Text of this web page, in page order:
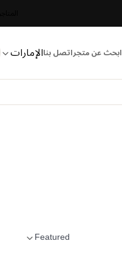
ابحث عن متجراتصل بناالإمارات
Featured